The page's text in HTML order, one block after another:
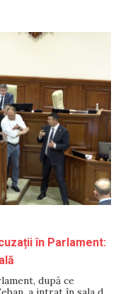
în Parlament:
după ce